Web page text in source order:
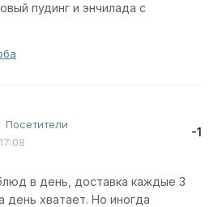
пудинг и энчилада с
Посетители
-1
в день, доставка каждые 3
день хватает. Но иногда